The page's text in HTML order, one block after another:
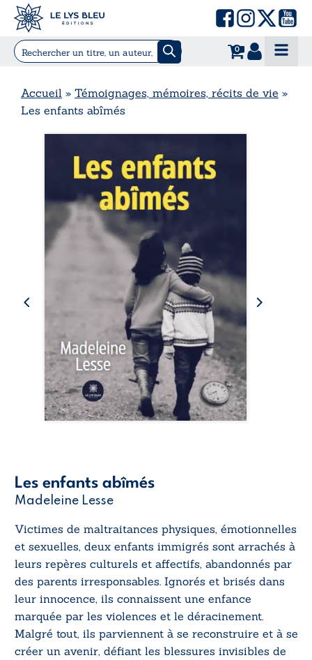
0
Accueil » Témoignages, mémoires, récits de vie »
Les enfants abîmés
Les enfants abîmés
Madeleine Lesse
Victimes de maltraitances physiques, émotionnelles
et sexuelles, deux enfants immigrés sont arrachés à
leurs repères culturels et affectifs, abandonnés par
des parents irresponsables. Ignorés et brisés dans
leur innocence, ils connaissent une enfance
marquée par les violences et le déracinement.
Malgré tout, ils parviennent à se reconstruire et à se
créer un avenir, défiant les blessures invisibles de